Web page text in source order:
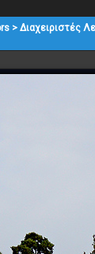
> Διαχειριστές